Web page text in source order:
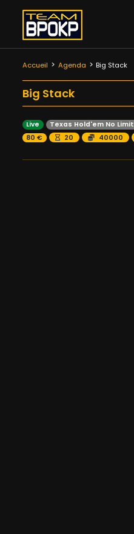
Accueil Agenda Big Stack
Big Stack
Live Texas Hold'em No Limit
80 €
20 40000